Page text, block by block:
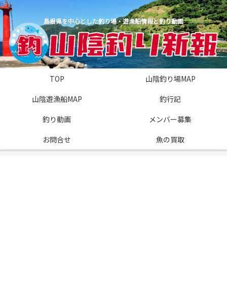
島根県を中心とした釣り場・遊漁船情報と釣り動画
TOP
山陰釣り場MAP
山陰遊漁船MAP
釣行記
釣り動画
メンバー募集
お問合せ
魚の買取